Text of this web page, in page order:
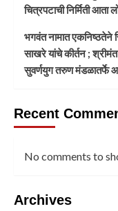
चित्रपटाची निर्मिती आता
भगवंत नामात एकनिष्ठतेने
साखरे यांचे कीर्तन ;
सुवर्णयुग तरुण मंडळातर्फे
Recent
No comments to
Archives